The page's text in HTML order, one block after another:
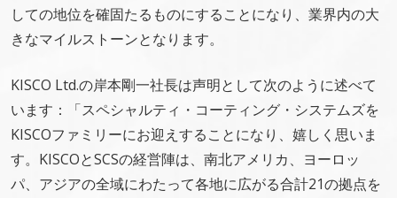
しての地位を確固たるものにすることになり、業界内の大
きなマイルストーンとなります。
KISCO Ltd.の岸本剛一社長は声明として次のように述べて
います：「スペシャルティ・コーティング・システムズを
KISCOファミリーにお迎えすることになり、嬉しく思いま
す。KISCOとSCSの経営陣は、南北アメリカ、ヨーロッ
パ、アジアの全域にわたって各地に広がる合計21の拠点を